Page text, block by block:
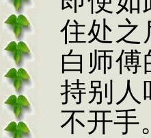
住处之
白师
持别人
不开手